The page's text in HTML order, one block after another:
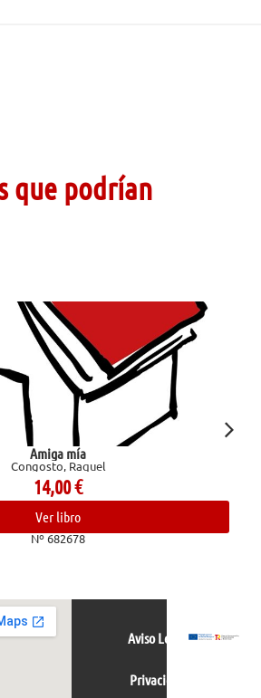
que podrían
Amiga mía
Raquel
14,00€
Ver libro
Nº 682678
Aviso Legal
Privacidad